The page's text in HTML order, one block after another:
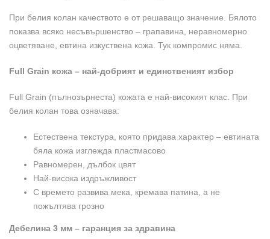
При белия колан качеството е от решаващо значение. Бялото
показва всяко несъвършенство – грапавина, неравномерно
оцветяване, евтина изкуствена кожа. Тук компромис няма.
Full Grain кожа – най-добрият и единственият избор
Full Grain (пълнозърнеста) кожата е най-високият клас. При
белия колан това означава:
Естествена текстура, която придава характер – евтината
бяла кожа изглежда пластмасово
Равномерен, дълбок цвят
Най-висока издръжливост
С времето развива мека, кремава патина, а не
пожълтява грозно
Дебелина 3 мм – гаранция за здравина